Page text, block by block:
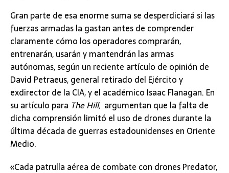
Gran parte de esa enorme suma se desperdiciará si las
fuerzas armadas la gastan antes de comprender
claramente cómo los operadores comprarán,
entrenarán, usarán y mantendrán las armas
autónomas, según un reciente artículo de opinión de
David Petraeus, general retirado del Ejército y
exdirector de la CIA, y el académico Isaac Flanagan. En
su artículo para The Hill, argumentan que la falta de
dicha comprensión limitó el uso de drones durante la
última década de guerras estadounidenses en Oriente
Medio.
«Cada patrulla aérea de combate con drones Predator,